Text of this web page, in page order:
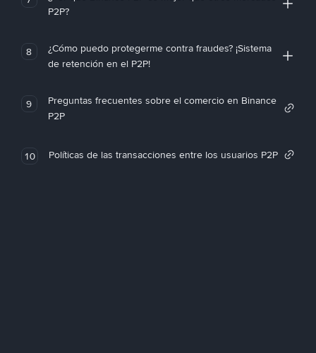
P2P?
8
¿Cómo puedo protegerme contra fraudes? ¡Sistema
de retención en el P2P!
9
Preguntas frecuentes sobre el comercio en Binance
P2P
10 Políticas de las transacciones entre los usuarios P2P